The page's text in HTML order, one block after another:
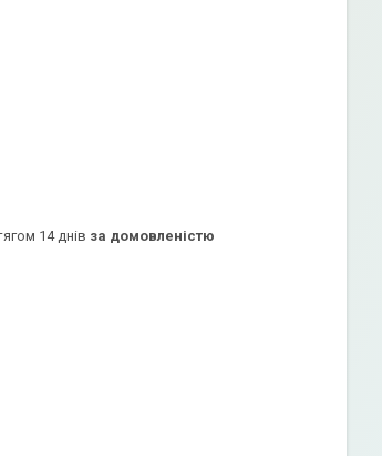
14 днів за домовленістю